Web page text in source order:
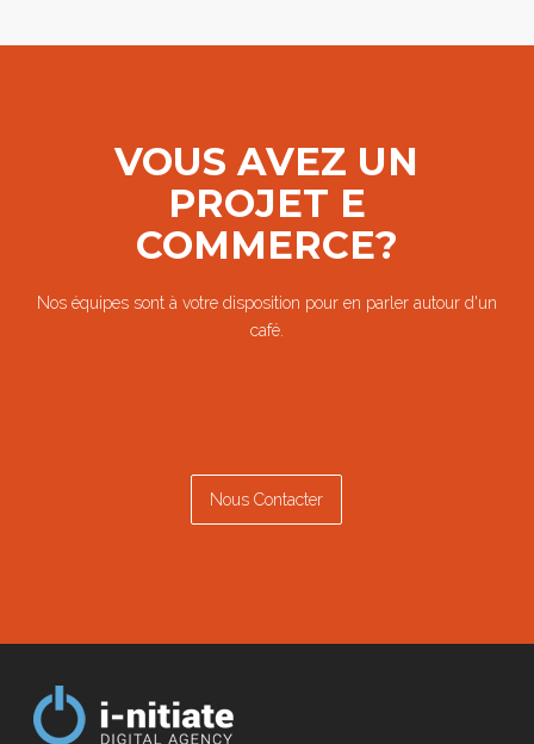
VOUS AVEZ UN
PROJET E
COMMERCE?
Nos équipes sont à votre disposition pour en parler autour d'un
café.
Nous Contacter